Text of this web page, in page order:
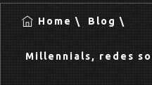
Home Blog
Millennials, redes